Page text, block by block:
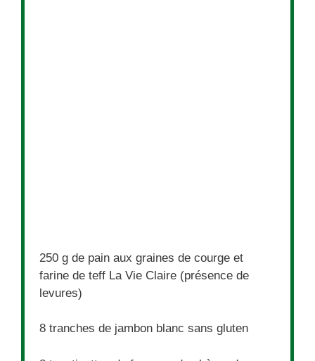
250 g de pain aux graines de courge et
farine de teff La Vie Claire (présence de
levures)
8 tranches de jambon blanc sans gluten